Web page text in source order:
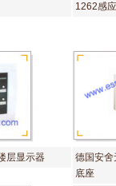
1262感
层显示器
德国安舍
底座